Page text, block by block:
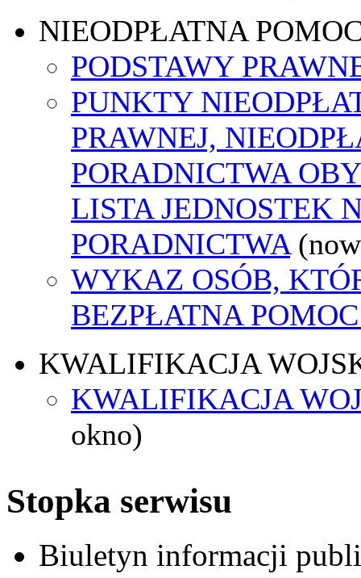
NIEODPŁATNA
PODSTAWY
PUNKTY
PRAWNEJ,
PORADNICTWA
LISTA JEDNOSTEK
PORADNICTWA
WYKAZ OSÓB,
BEZPŁATNA
KWALIFIKACJA
KWALIFIKACJA
okno)
Stopka serwisu
Biuletyn informacji